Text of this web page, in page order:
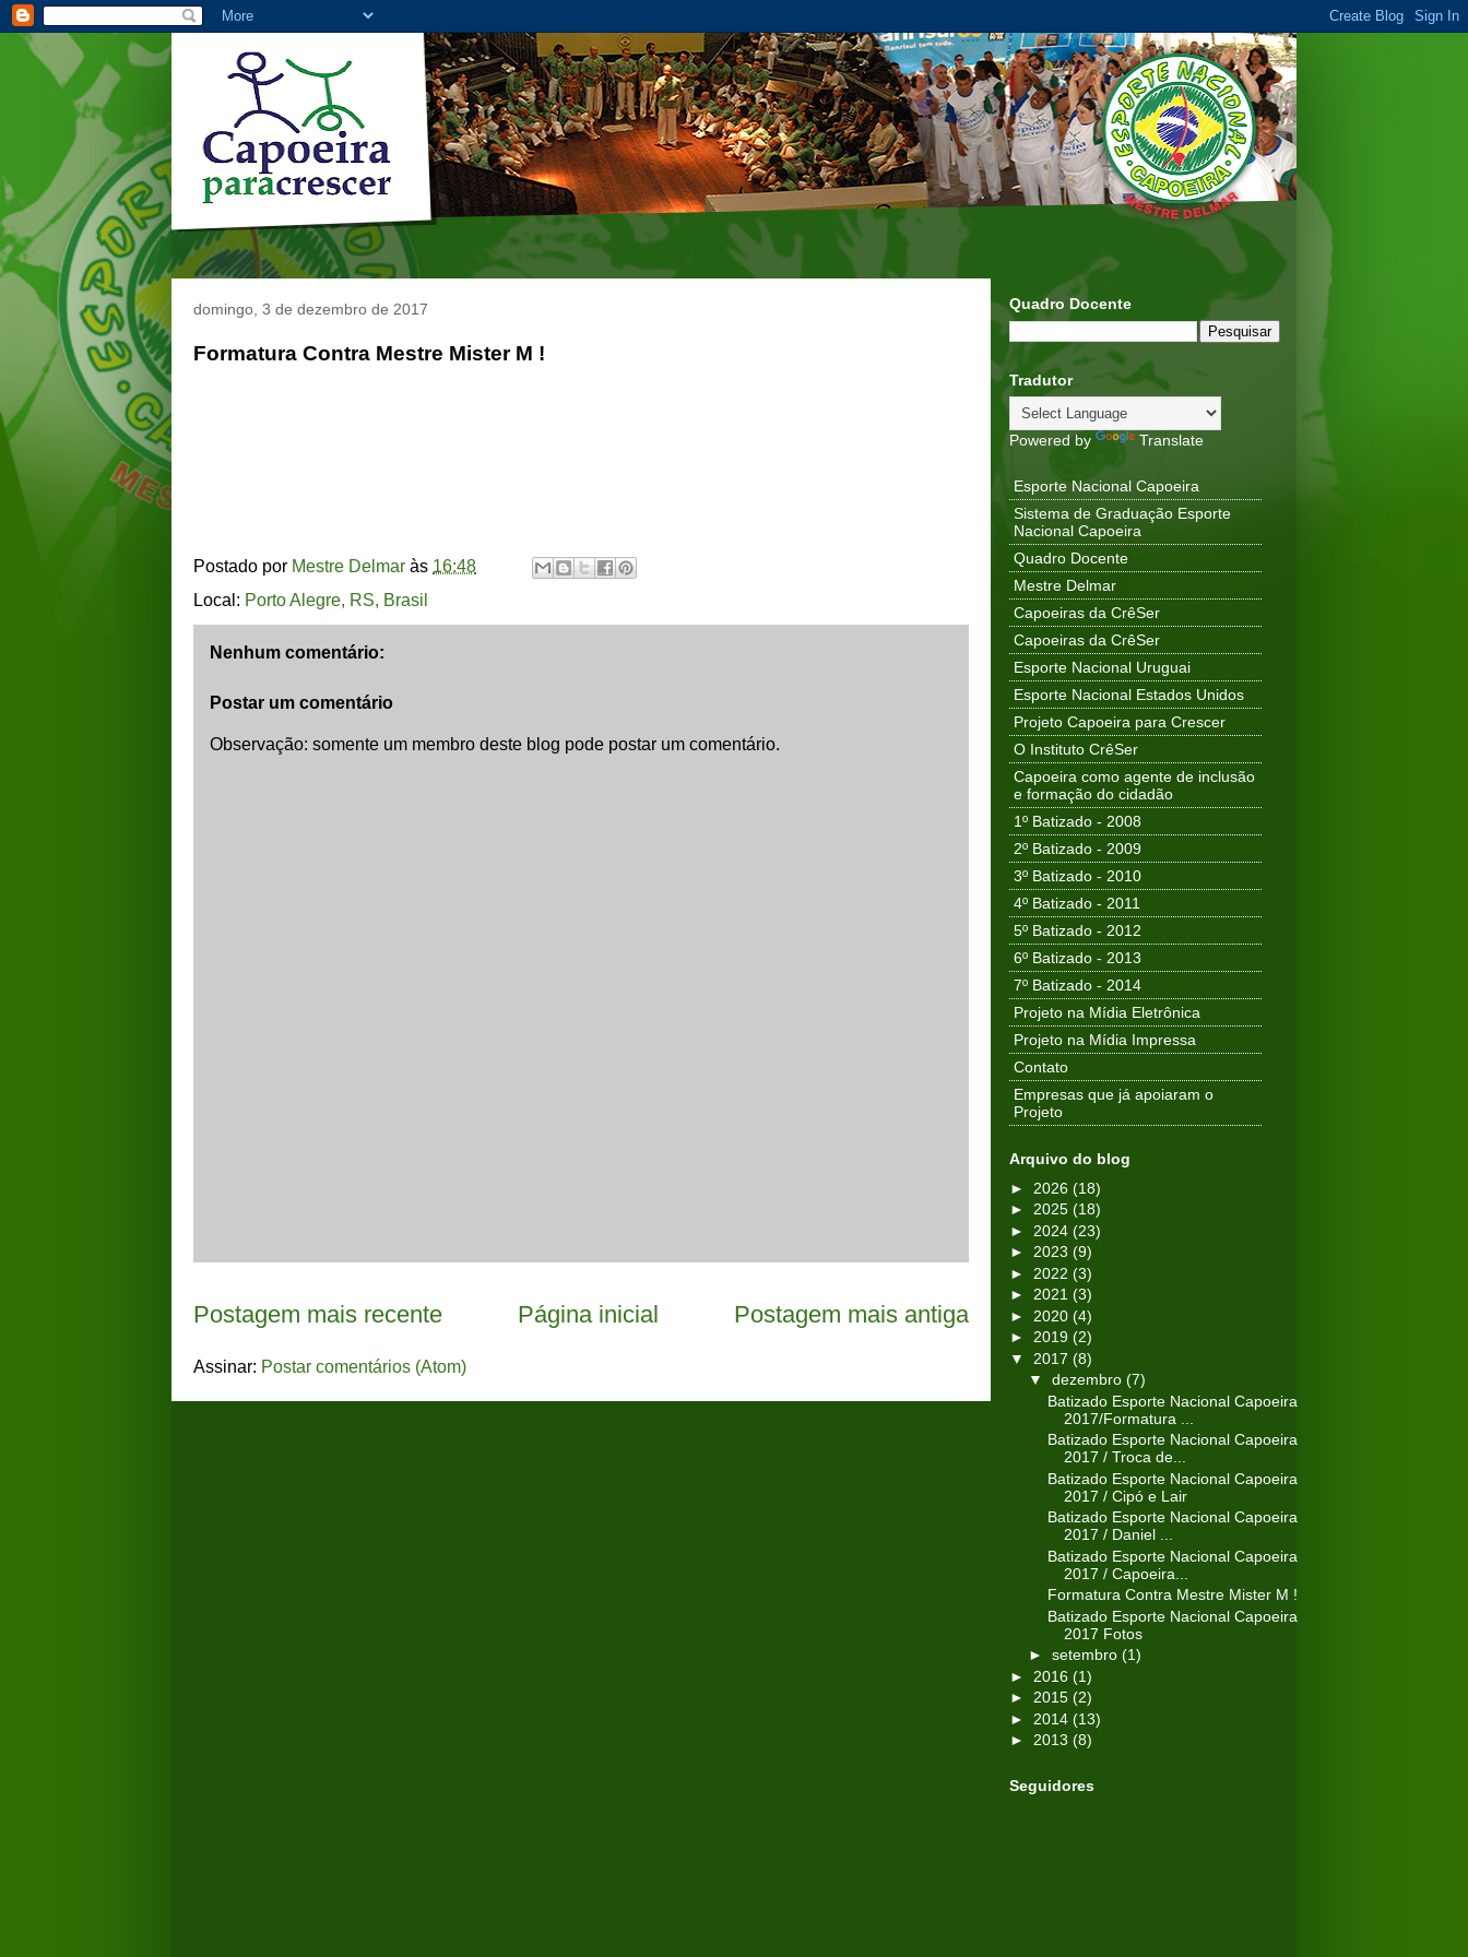
domingo, 3 de dezembro de 2017
Formatura Contra Mestre Mister M !
Postado por Mestre Delmar às 16:48
Local: Porto Alegre, RS, Brasil
Nenhum comentário:
Postar um comentário
Observação: somente um membro deste blog pode postar um comentário.
Postagem mais recente Postagem mais antiga
Página inicial
Assinar: Postar comentários (Atom)
Quadro Docente
Tradutor
Powered by Translate
Esporte Nacional Capoeira
Sistema de Graduação Esporte
Nacional Capoeira
Quadro Docente
Mestre Delmar
Capoeiras da CrêSer
Capoeiras da CrêSer
Esporte Nacional Uruguai
Esporte Nacional Estados Unidos
Projeto Capoeira para Crescer
O Instituto CrêSer
Capoeira como agente de inclusão
e formação do cidadão
1º Batizado - 2008
2º Batizado - 2009
3º Batizado - 2010
4º Batizado - 2011
5º Batizado - 2012
6º Batizado - 2013
7º Batizado - 2014
Projeto na Mídia Eletrônica
Projeto na Mídia Impressa
Contato
Empresas que já apoiaram o
Projeto
Arquivo do blog
► 2026 (18)
► 2025 (18)
► 2024 (23)
► 2023 (9)
► 2022 (3)
► 2021 (3)
► 2020 (4)
► 2019 (2)
▼ 2017 (8)
▼ dezembro (7)
Batizado Esporte Nacional Capoeira
2017/Formatura ...
Batizado Esporte Nacional Capoeira
2017 / Troca de...
Batizado Esporte Nacional Capoeira
2017 / Cipó e Lair
Batizado Esporte Nacional Capoeira
2017 / Daniel ...
Batizado Esporte Nacional Capoeira
2017 / Capoeira...
Formatura Contra Mestre Mister M !
Batizado Esporte Nacional Capoeira
2017 Fotos
► setembro (1)
► 2016 (1)
► 2015 (2)
► 2014 (13)
► 2013 (8)
Seguidores